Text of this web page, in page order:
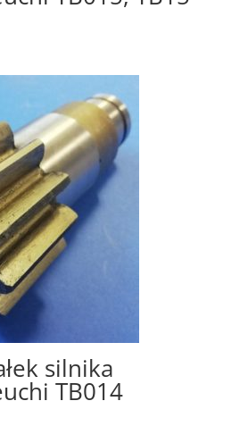
silnika
TB014